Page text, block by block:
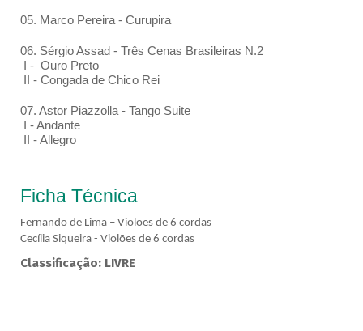
05. Marco Pereira - Curupira
06. Sérgio Assad - Três Cenas Brasileiras N.2
I - Ouro Preto
II - Congada de Chico Rei
07. Astor Piazzolla - Tango Suite
I - Andante
II - Allegro
Ficha Técnica
Fernando de Lima – Violões de 6 cordas
Cecília Siqueira - Violões de 6 cordas
Classificação: LIVRE